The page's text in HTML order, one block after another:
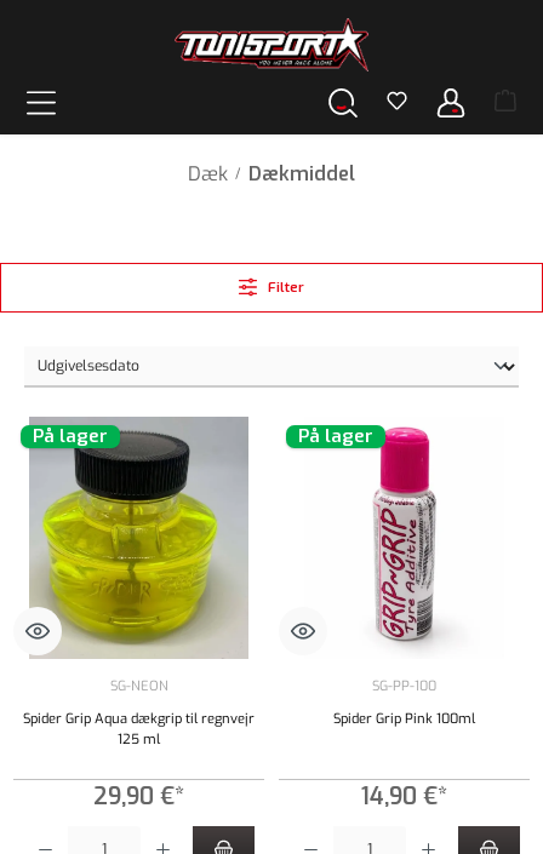
Dæk / Dækmiddel
Filter
På lager
SG-NEON
Spider Grip Aqua dækgrip til regnvejr
125 ml
29,90 €*
På lager
SG-PP-100
Spider Grip Pink 100ml
14,90 €*